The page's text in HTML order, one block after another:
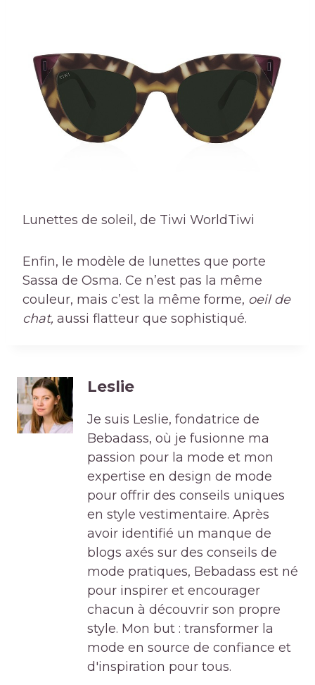
Lunettes de soleil, de Tiwi WorldTiwi
Enfin, le modèle de lunettes que porte
Sassa de Osma. Ce n’est pas la même
couleur, mais c’est la même forme, oeil de
chat, aussi flatteur que sophistiqué.
Leslie
Je suis Leslie, fondatrice de
Bebadass, où je fusionne ma
passion pour la mode et mon
expertise en design de mode
pour offrir des conseils uniques
en style vestimentaire. Après
avoir identifié un manque de
blogs axés sur des conseils de
mode pratiques, Bebadass est né
pour inspirer et encourager
chacun à découvrir son propre
style. Mon but : transformer la
mode en source de confiance et
d'inspiration pour tous.